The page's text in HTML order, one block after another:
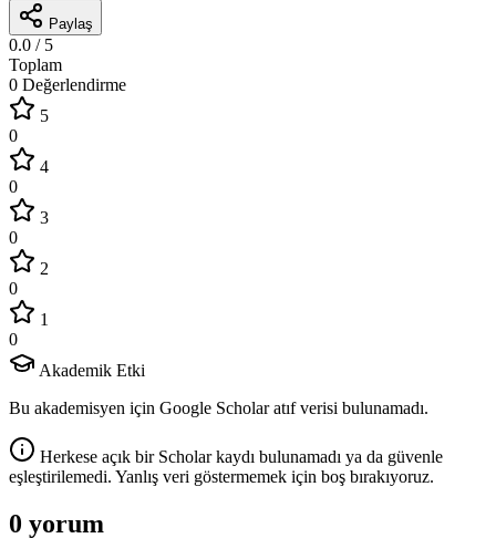
Paylaş
0.0 / 5
Toplam
0 Değerlendirme
5
0
4
0
3
0
2
0
1
0
Akademik Etki
Bu akademisyen için Google Scholar atıf verisi bulunamadı.
Herkese açık bir Scholar kaydı bulunamadı ya da güvenle
eşleştirilemedi. Yanlış veri göstermemek için boş bırakıyoruz.
0 yorum